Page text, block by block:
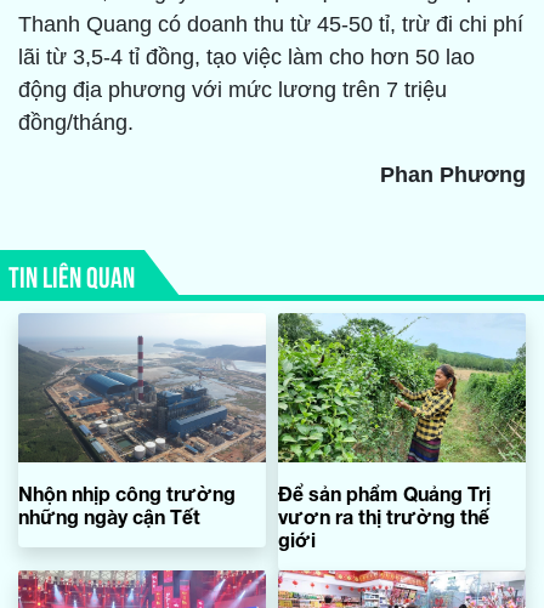
Thanh Quang có doanh thu từ 45-50 tỉ, trừ đi chi phí
lãi từ 3,5-4 tỉ đồng, tạo việc làm cho hơn 50 lao
động địa phương với mức lương trên 7 triệu
đồng/tháng.
Phan Phương
TIN LIÊN QUAN
Nhộn nhịp công trường
những ngày cận Tết
Để sản phẩm Quảng Trị
vươn ra thị trường thế
giới